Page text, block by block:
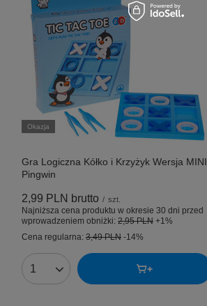
Okazja
Gra Logiczna Kółko i Krzyżyk Wersja MINI
Pingwin
2,99 PLN brutto / szt.
Najniższa cena produktu w okresie 30 dni przed
wprowadzeniem obniżki: 2,95 PLN +1%
Cena regularna: 3,49 PLN -14%
Ilość produktów